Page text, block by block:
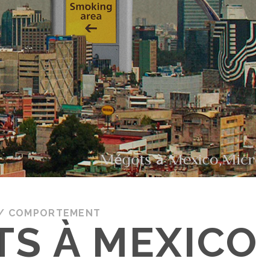
COMPORTEMENT
À MEXICO